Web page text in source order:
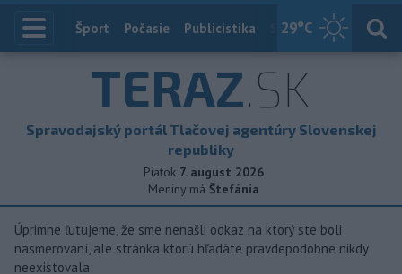
29°C
Index
Šport Počasie Publicistika Slovensko
TERAZ.SK
Spravodajský portál Tlačovej agentúry Slovenskej
republiky
Piatok 7. august 2026
Meniny má Štefánia
Úprimne ľutujeme, že sme nenašli odkaz na ktorý ste boli
nasmerovaní, ale stránka ktorú hľadáte pravdepodobne nikdy
neexistovala